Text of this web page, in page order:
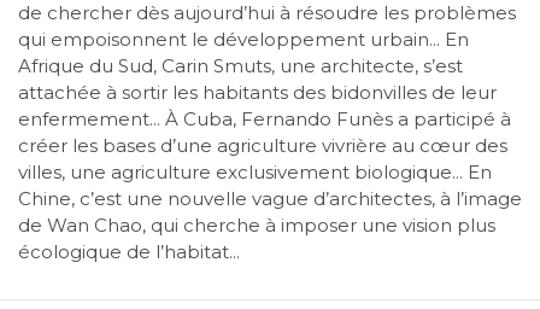
de chercher dès aujourd’hui à résoudre les problèmes
qui empoisonnent le développement urbain... En
Afrique du Sud, Carin Smuts, une architecte, s’est
attachée à sortir les habitants des bidonvilles de leur
enfermement... À Cuba, Fernando Funès a participé à
créer les bases d’une agriculture vivrière au cœur des
villes, une agriculture exclusivement biologique... En
Chine, c’est une nouvelle vague d’architectes, à l’image
de Wan Chao, qui cherche à imposer une vision plus
écologique de l’habitat...